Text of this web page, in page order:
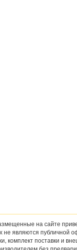
на сайте
не являются публичной
комплект поставки и
без